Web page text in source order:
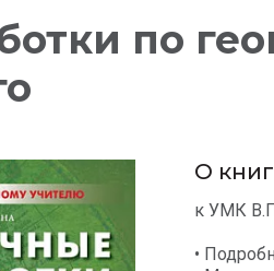
по
О
к УМК
•